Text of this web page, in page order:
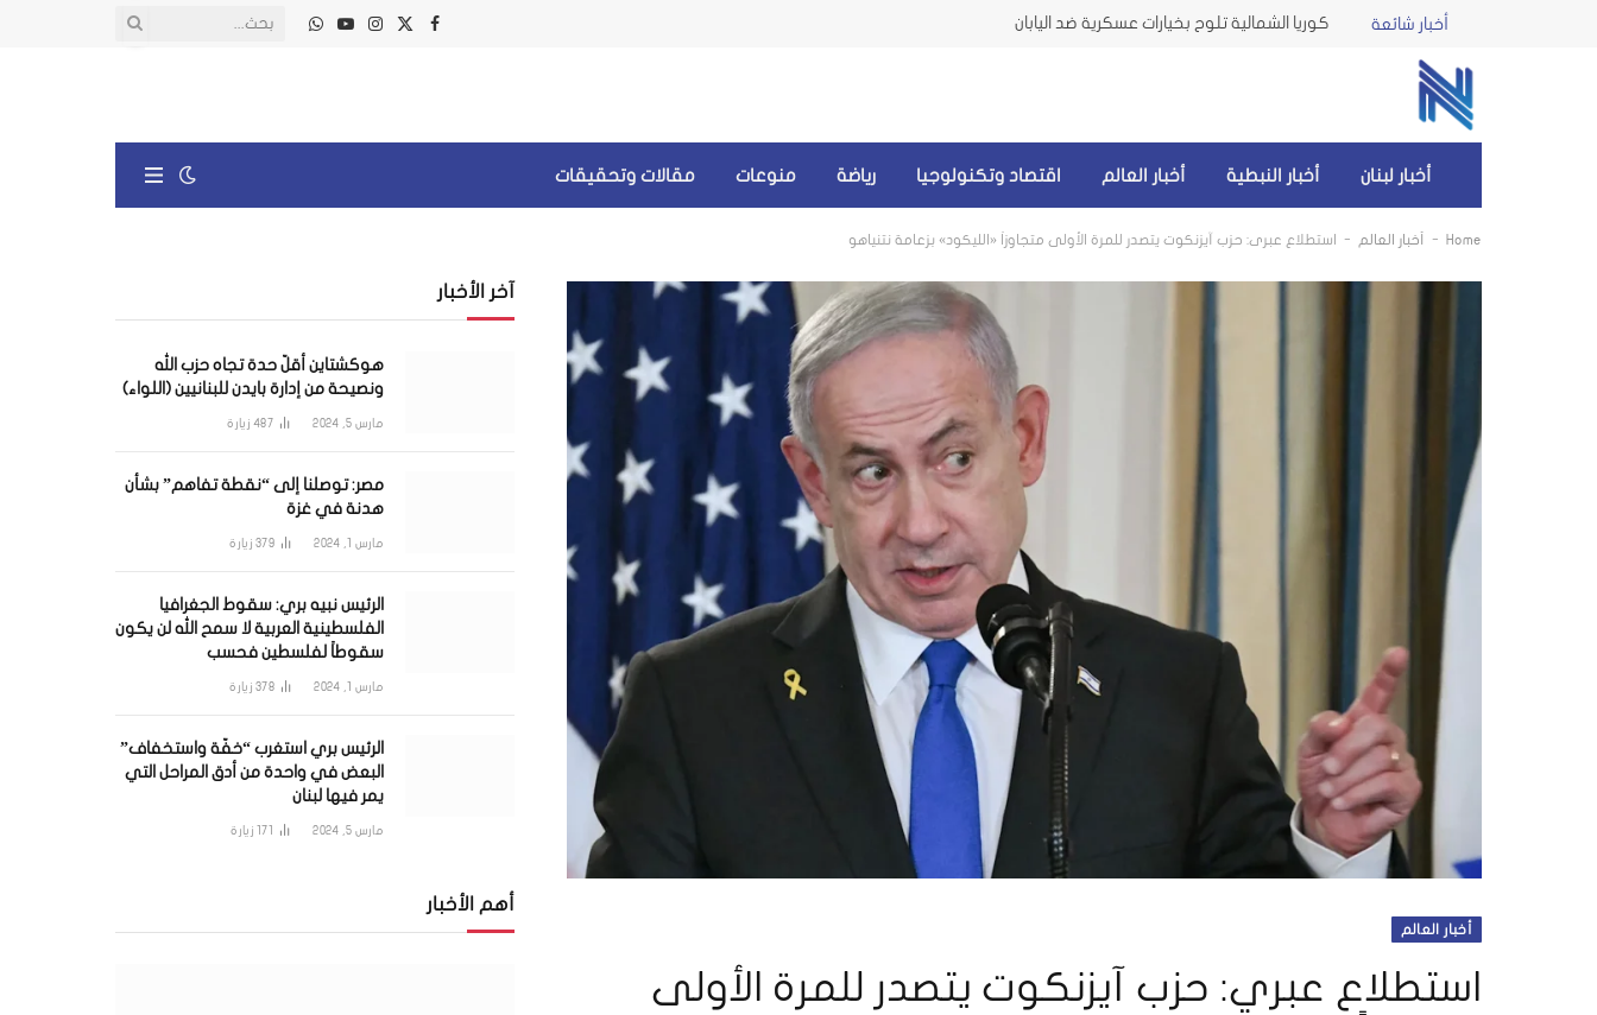
أخبار شائعة كوريا الشمالية تلوح بخيارات عسكرية ضد اليابان
فيسبوك
X
الانستغرام
يوتيوبواتساب
أخبار لبنان أخبار النبطية أخبار العالم اقتصاد وتكنولوجيا رياضة منوعات مقالات وتحقيقات
Home
- أخبار العالم - استطلاع عبري: حزب آيزنكوت يتصدر للمرة الأولى متجاوزاً «الليكود» بزعامة نتنياهو
أخبار العالم
استطلاع عبري: حزب آيزنكوت يتصدر للمرة الأولى
آخر الأخبار
هوكشتاين أقلّ حدة تجاه حزب الله
ونصيحة من إدارة بايدن للبنانيين (اللواء)
مارس 5, 2024 487 زيارة
مصر: توصلنا إلى “نقطة تفاهم” بشأن
هدنة في غزة
مارس 1, 2024 379 زيارة
الرئيس نبيه بري: سقوط الجغرافيا
الفلسطينية العربية لا سمح الله لن يكون
سقوطاً لفلسطين فحسب
مارس 1, 2024 378 زيارة
الرئيس بري استغرب “خفّة واستخفاف”
البعض في واحدة من أدق المراحل التي
يمر فيها لبنان
مارس 5, 2024 171 زيارة
أهم الأخبار